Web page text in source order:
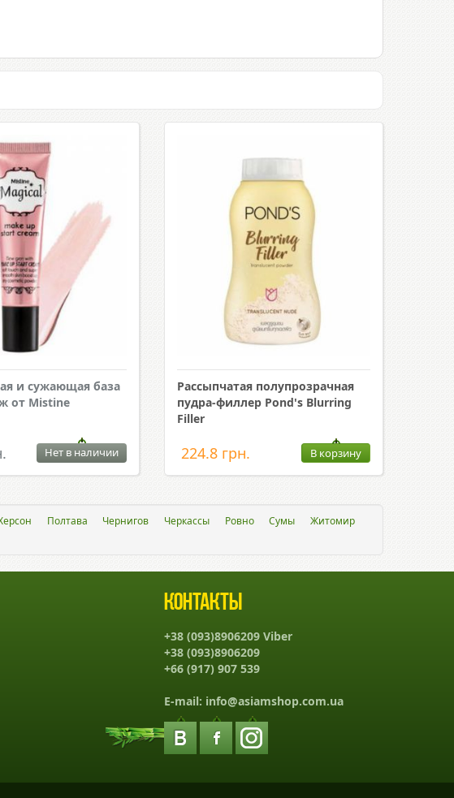
и сужающая база
от Mistine
Нет в наличии
Рассыпчатая полупрозрачная
пудра-филлер Pond's Blurring
Filler
224.8 грн. В корзину
Полтава Чернигов Черкассы Ровно Сумы
Житомир
Контакты
+38 (093)8906209 Viber
+38 (093)8906209
+66 (917) 907 539
E-mail: info@asiamshop.com.ua